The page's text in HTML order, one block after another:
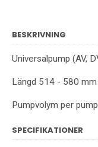
BESKRIVNING
Universalpump (AV,
Längd 514 - 580 mm
Pumpvolym per
SPECIFIKATIONER